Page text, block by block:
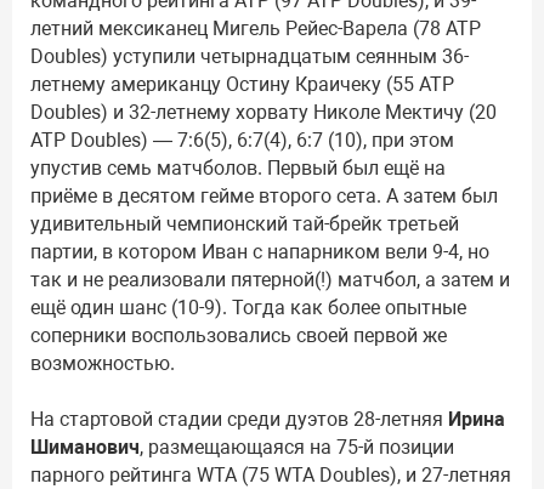
летний мексиканец Мигель Рейес-Варела (78 ATP
Doubles) уступили четырнадцатым сеянным 36-
летнему американцу Остину Краичеку (55 ATP
Doubles) и 32-летнему хорвату Николе Мектичу (20
ATP Doubles) — 7:6(5), 6:7(4), 6:7 (10), при этом
упустив семь матчболов. Первый был ещё на
приёме в десятом гейме второго сета. А затем был
удивительный чемпионский тай-брейк третьей
партии, в котором Иван с напарником вели 9-4, но
так и не реализовали пятерной(!) матчбол, а затем и
ещё один шанс (10-9). Тогда как более опытные
соперники воспользовались своей первой же
возможностью.
На стартовой стадии среди дуэтов 28-летняя Ирина
Шиманович, размещающаяся на 75-й позиции
парного рейтинга WTA (75 WTA Doubles), и 27-летняя